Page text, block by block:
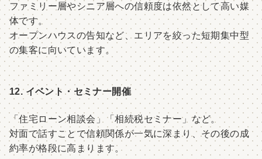
ファミリー層やシニア層への信頼度は依然として高い媒
体です。
オープンハウスの告知など、エリアを絞った短期集中型
の集客に向いています。
12. イベント・セミナー開催
「住宅ローン相談会」「相続税セミナー」など。
対面で話すことで信頼関係が一気に深まり、その後の成
約率が格段に高まります。